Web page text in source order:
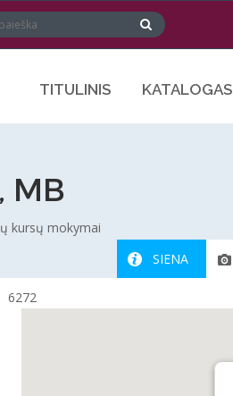
TITULINIS KATALOGAS
MB
kursų mokymai
SIENA
6272